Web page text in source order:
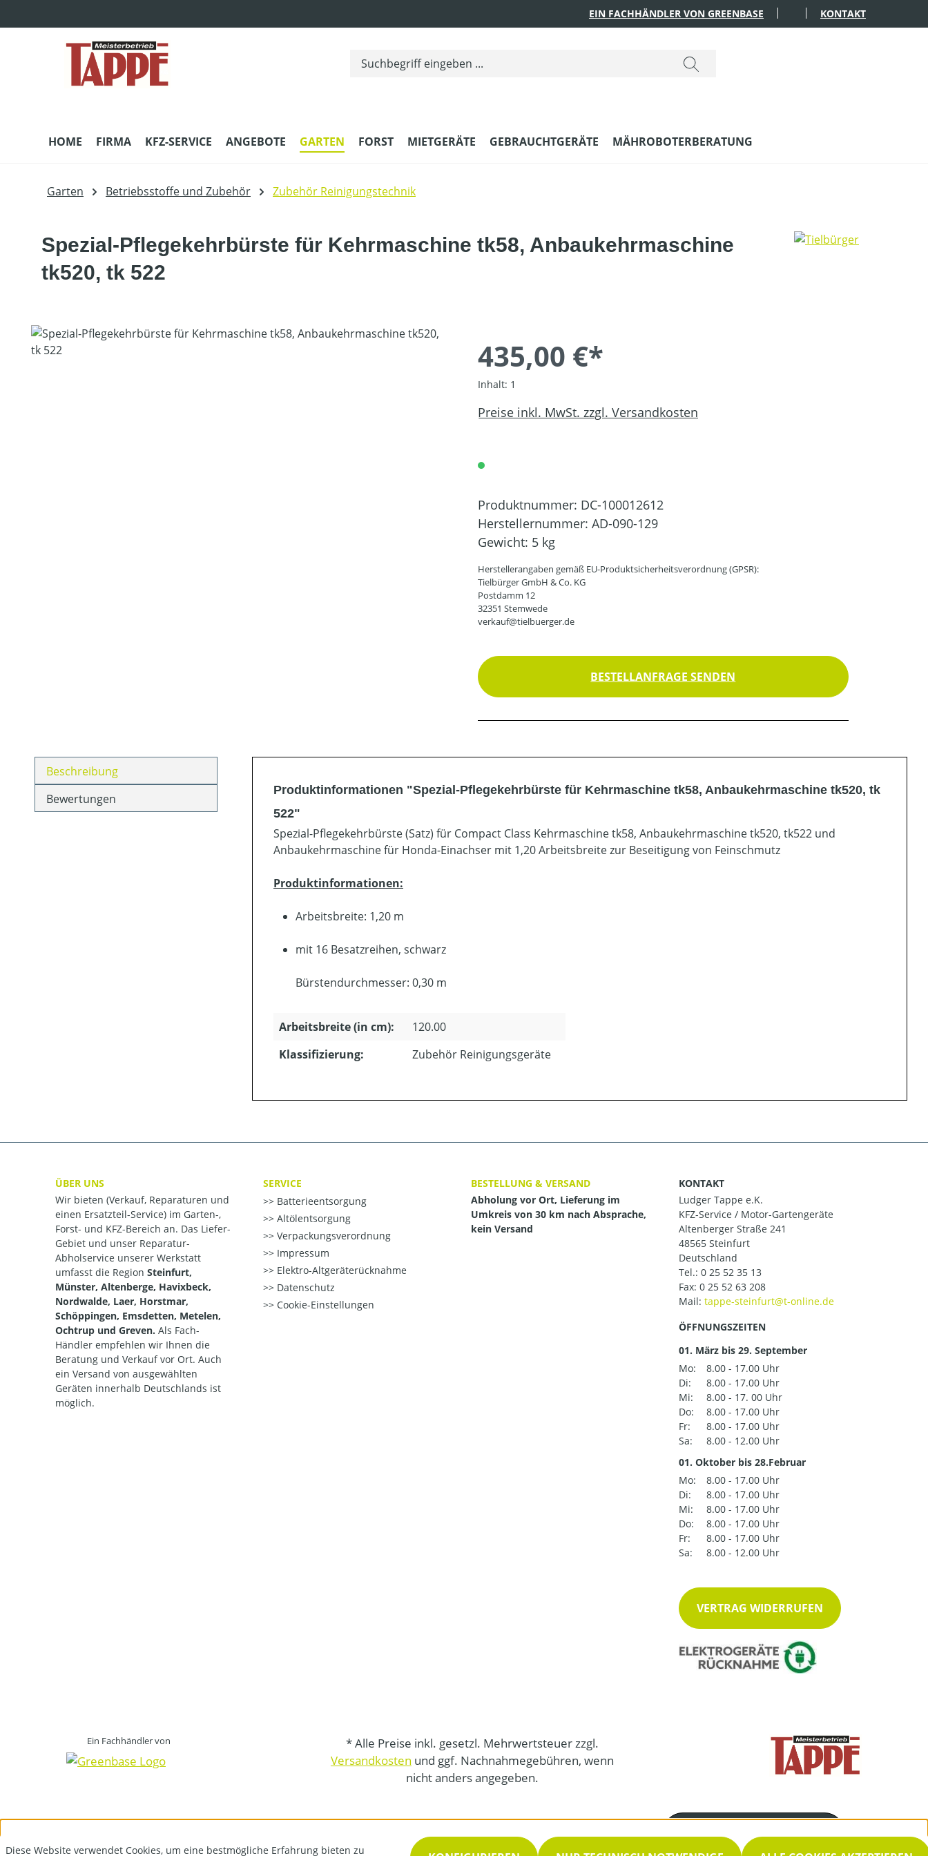
EIN FACHHÄNDLER VON GREENBASE KONTAKT
HOME FIRMA KFZ-SERVICE ANGEBOTE GARTEN FORST MIETGERÄTE GEBRAUCHTGERÄTE MÄHROBOTERBERATUNG
Garten Betriebsstoffe und Zubehör Zubehör Reinigungstechnik
Spezial-Pflegekehrbürste für Kehrmaschine tk58, Anbaukehrmaschine
tk520, tk 522
Bildergalerie überspringen
435,00 €*
Inhalt: 1
Preise inkl. MwSt. zzgl. Versandkosten
Produktnummer: DC-100012612
Herstellernummer: AD-090-129
Gewicht: 5 kg
Herstellerangaben gemäß EU-Produktsicherheitsverordnung (GPSR):
Tielbürger GmbH & Co. KG
Postdamm 12
32351 Stemwede
verkauf@tielbuerger.de
BESTELLANFRAGE SENDEN
Beschreibung
Bewertungen
Produktinformationen "Spezial-Pflegekehrbürste für Kehrmaschine tk58, Anbaukehrmaschine tk520, tk
522"
Spezial-Pflegekehrbürste (Satz) für Compact Class Kehrmaschine tk58, Anbaukehrmaschine tk520, tk522 und
Anbaukehrmaschine für Honda-Einachser mit 1,20 Arbeitsbreite zur Beseitigung von Feinschmutz
Produktinformationen:
Arbeitsbreite: 1,20 m
mit 16 Besatzreihen, schwarz
Bürstendurchmesser: 0,30 m
Arbeitsbreite (in cm):
120.00
Klassifizierung:
Zubehör Reinigungsgeräte
ÜBER UNS
Wir bieten (Verkauf, Reparaturen und
einen Ersatzteil-Service) im Garten-,
Forst- und KFZ-Bereich an. Das Liefer-
Gebiet und unser Reparatur-
Abholservice unserer Werkstatt
umfasst die Region Steinfurt,
Münster, Altenberge, Havixbeck,
Nordwalde, Laer, Horstmar,
Schöppingen, Emsdetten, Metelen,
Ochtrup und Greven. Als Fach-
Händler empfehlen wir Ihnen die
Beratung und Verkauf vor Ort. Auch
ein Versand von ausgewählten
Geräten innerhalb Deutschlands ist
möglich.
SERVICE
Batterieentsorgung
Altölentsorgung
Verpackungsverordnung
Impressum
Elektro-Altgeräterücknahme
Datenschutz
Cookie-Einstellungen
BESTELLUNG & VERSAND
Abholung vor Ort, Lieferung im
Umkreis von 30 km nach Absprache,
kein Versand
KONTAKT
Ludger Tappe e.K.
KFZ-Service / Motor-Gartengeräte
Altenberger Straße 241
48565 Steinfurt
Deutschland
Tel.: 0 25 52 35 13
Fax: 0 25 52 63 208
Mail:
ÖFFNUNGSZEITEN
01. März bis 29. September
Mo:
8.00 - 17.00 Uhr
Di:
8.00 - 17.00 Uhr
Mi:
8.00 - 17. 00 Uhr
Do:
8.00 - 17.00 Uhr
Fr:
8.00 - 17.00 Uhr
Sa:
8.00 - 12.00 Uhr
01. Oktober bis 28.Februar
Mo:
8.00 - 17.00 Uhr
Di:
8.00 - 17.00 Uhr
Mi:
8.00 - 17.00 Uhr
Do:
8.00 - 17.00 Uhr
Fr:
8.00 - 17.00 Uhr
Sa:
8.00 - 12.00 Uhr
VERTRAG WIDERRUFEN
Ein Fachhändler von
* Alle Preise inkl. gesetzl. Mehrwertsteuer zzgl.
Versandkosten und ggf. Nachnahmegebühren, wenn
nicht anders angegeben.
0 25 52 35 13
Diese Website verwendet Cookies, um eine bestmögliche Erfahrung bieten zu